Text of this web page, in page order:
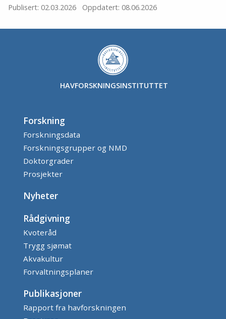
Publisert: 02.03.2026 Oppdatert: 08.06.2026
HAVFORSKNINGSINSTITUTTET
Forskning
Forskningsdata
Forskningsgrupper og NMD
Doktorgrader
Prosjekter
Nyheter
Rådgivning
Kvoteråd
Trygg sjømat
Akvakultur
Forvaltningsplaner
Publikasjoner
Rapport fra havforskningen